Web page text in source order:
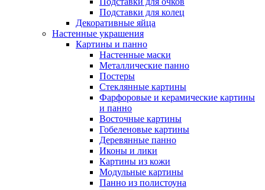
Подставки для колец
Декоративные яйца
Настенные украшения
Картины и панно
Настенные маски
Металлические панно
Постеры
Стеклянные картины
Фарфоровые и керамические картины
и панно
Восточные картины
Гобеленовые картины
Деревянные панно
Иконы и лики
Картины из кожи
Модульные картины
Панно из полистоуна